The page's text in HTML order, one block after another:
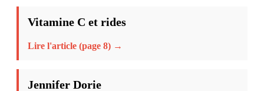
Vitamine C et rides
Lire l'article (page 8) →
Jennifer Dorie